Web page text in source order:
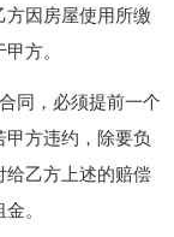
方因房屋使用所缴
方。
同，必须提前一个
甲方违约，除要负
给乙方上述的赔偿
。